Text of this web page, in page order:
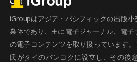
iGroupはアジア・パシフィックの出版
業体であり、主に電子ジャーナル、電
の電子コンテンツを取り扱っています
氏がタイのバンコクに設立し、その後